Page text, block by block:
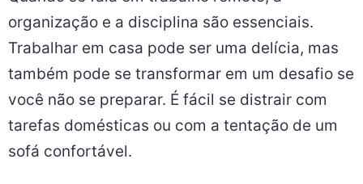
organização e a disciplina são essenciais.
Trabalhar em casa pode ser uma delícia, mas
também pode se transformar em um desafio se
você não se preparar. É fácil se distrair com
tarefas domésticas ou com a tentação de um
sofá confortável.